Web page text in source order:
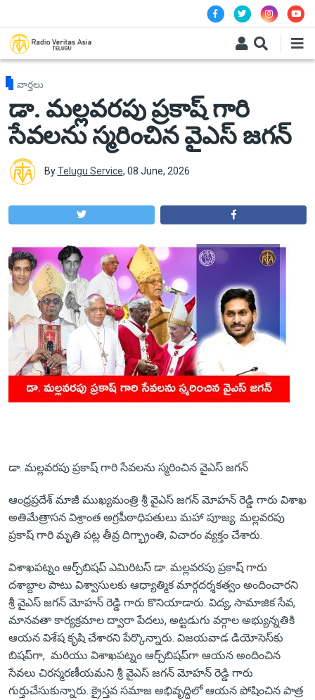
వార్తలు
డా. మల్లవరపు ప్రకాష్ గారి
సేవలను స్మరించిన వైఎస్ జగన్
ByTelugu Service, 08 June, 2026
డా. మల్లవరపు ప్రకాష్ గారి సేవలను స్మరించిన వైఎస్ జగన్
ఆంధ్రప్రదేశ్ మాజీ ముఖ్యమంత్రి శ్రీ వైఎస్ జగన్ మోహన్ రెడ్డి గారు విశాఖ
అతిమేత్రాసన విశ్రాంత అగ్రపీఠాధిపతులు మహా పూజ్య. మల్లవరపు
ప్రకాష్ గారి మృతి పట్ల తీవ్ర దిగ్భ్రాంతి, విచారం వ్యక్తం చేశారు.
విశాఖపట్నం ఆర్చ్‌బిషప్ ఎమిరిటస్ డా. మల్లవరపు ప్రకాష్ గారు
దశాబ్దాల పాటు విశ్వాసులకు ఆధ్యాత్మిక మార్గదర్శకత్వం అందించారని
శ్రీ వైఎస్ జగన్ మోహన్ రెడ్డి గారు కొనియాడారు. విద్య, సామాజిక సేవ,
మానవతా కార్యక్రమాల ద్వారా పేదలు, అట్టడుగు వర్గాల అభ్యున్నతికి
ఆయన విశేష కృషి చేశారని పేర్కొన్నారు. విజయవాడ డియోసెస్‌కు
బిషప్‌గా, మరియు విశాఖపట్నం ఆర్చ్‌బిషప్‌గా ఆయన అందించిన
సేవలు చిరస్మరణీయమని శ్రీ వైఎస్ జగన్ మోహన్ రెడ్డి గారు
గుర్తుచేసుకున్నారు. క్రైస్తవ సమాజ అభివృద్ధిలో ఆయన పోషించిన పాత్ర